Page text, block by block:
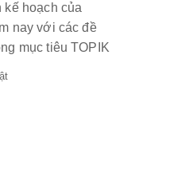
hoạch của
nay với các đề
mục tiêu TOPIK